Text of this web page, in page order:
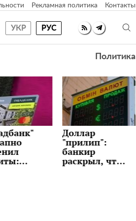
Рекламная политика Контакты
УКР РУС
Политика
что
Идеальные
блины с
любимой
начинкой на
Масленицу: